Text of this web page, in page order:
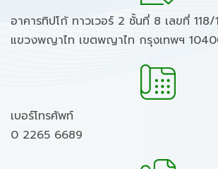
อาคารทิปโก้ ทาวเวอร์ 2 ชั้นที่ 8 เลขที่ 118/
แขวงพญาไท เขตพญาไท กรุงเทพฯ
เบอร์โทรศัพท์
0 2265 6689